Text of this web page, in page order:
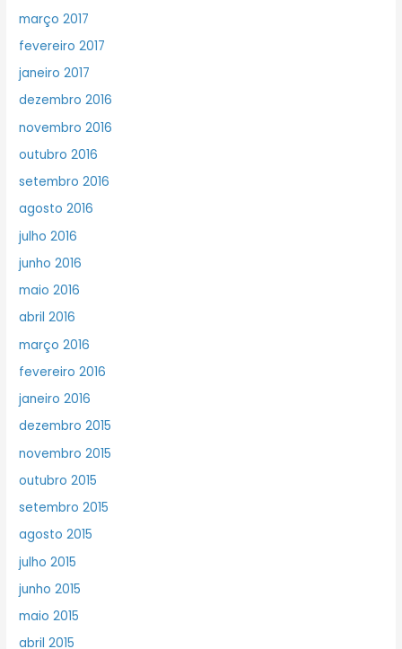
março 2017
fevereiro 2017
janeiro 2017
dezembro 2016
novembro 2016
outubro 2016
setembro 2016
agosto 2016
julho 2016
junho 2016
maio 2016
abril 2016
março 2016
fevereiro 2016
janeiro 2016
dezembro 2015
novembro 2015
outubro 2015
setembro 2015
agosto 2015
julho 2015
junho 2015
maio 2015
abril 2015